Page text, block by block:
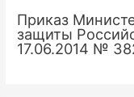
Приказ
защиты
17.06.2014 №